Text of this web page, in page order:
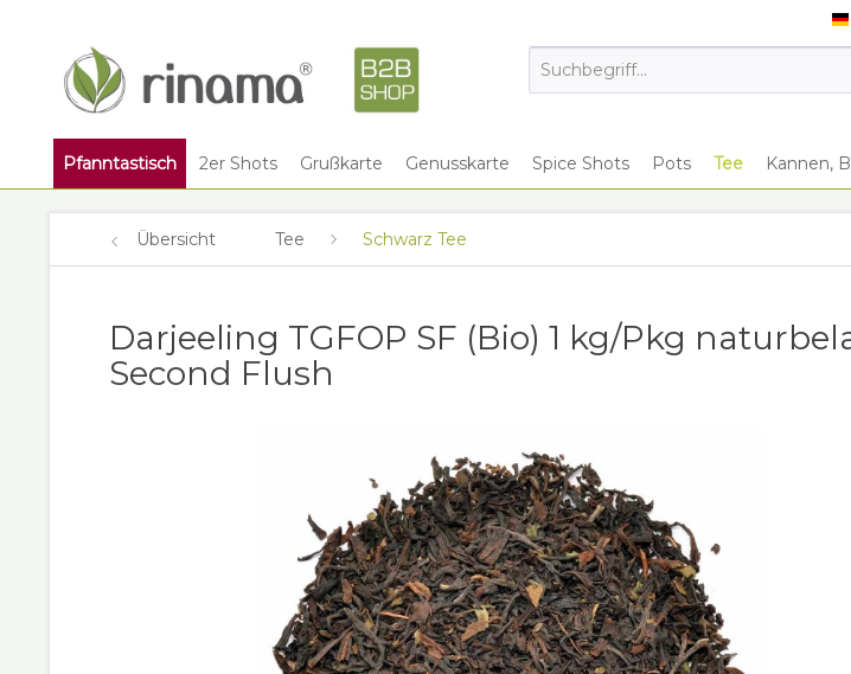
Pfanntastisch 2er Shots Grußkarte Genusskarte Spice Shots Pots Tee Kannen,
Übersicht Tee Schwarz Tee
Darjeeling TGFOP SF (Bio) 1 kg/Pkg
Second Flush